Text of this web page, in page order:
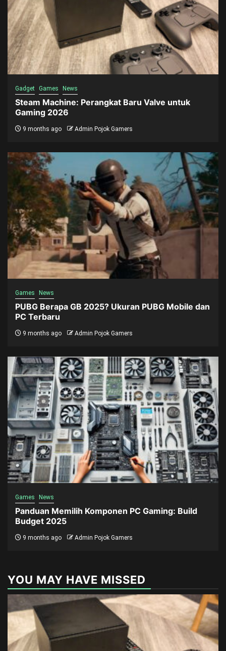
Gadget Games News
Steam Machine: Perangkat Baru Valve untuk
Gaming 2026
9 months ago Admin Pojok Gamers
Games News
PUBG Berapa GB 2025? Ukuran PUBG Mobile dan
PC Terbaru
9 months ago Admin Pojok Gamers
Games News
Panduan Memilih Komponen PC Gaming: Build
Budget 2025
9 months ago Admin Pojok Gamers
YOU MAY HAVE MISSED